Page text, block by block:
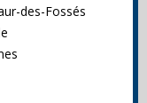
des-Fossés